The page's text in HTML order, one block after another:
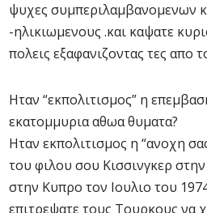
ψυχες συμπεριλαμβανομενων
-ηλικιωμενους .και καψατε
πολεις εξαφανιζοντας τες απο
Ηταν “εκπολιτισμος” η
εκατομμυρια αθωα θυματα?
Ηταν εκπολιτισμος η “ανοχη
του φιλου σου Κισσινγκερ
στην Κυπρο τον Ιουλιο του
επιτρεψατε τους Τουρκους να